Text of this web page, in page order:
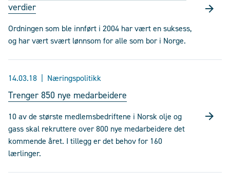
verdier
Ordningen som ble innført i 2004 har vært en suksess,
og har vært svært lønnsom for alle som bor i Norge.
14.03.18 Næringspolitikk
Trenger 850 nye medarbeidere
10 av de største medlemsbedriftene i Norsk olje og
gass skal rekruttere over 800 nye medarbeidere det
kommende året. I tillegg er det behov for 160
lærlinger.